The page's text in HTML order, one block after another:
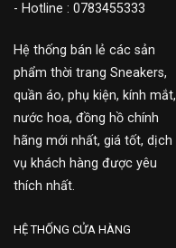
- Hotline : 0783455333
Hệ thống bán lẻ các sản
phẩm thời trang Sneakers,
quần áo, phụ kiện, kính mắt,
nước hoa, đồng hồ chính
hãng mới nhất, giá tốt, dịch
vụ khách hàng được yêu
thích nhất.
HỆ THỐNG CỬA HÀNG